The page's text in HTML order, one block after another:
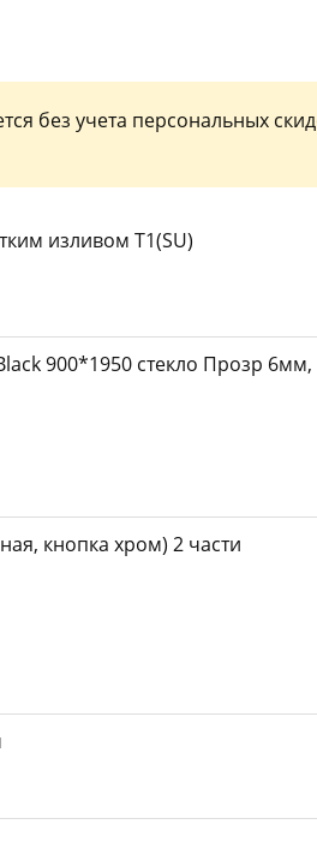
без учета персональных
изливом Т1(SU)
900*1950 стекло Прозр
кнопка хром) 2 части
раз в 2